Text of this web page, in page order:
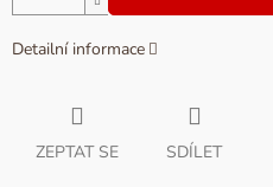
Detailní informace
ZEPTAT SE SDÍLET